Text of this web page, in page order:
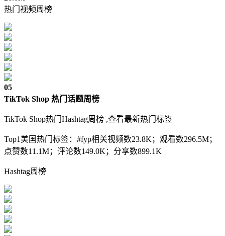
热门视频周榜
05
TikTok Shop 热门话题周榜
TikTok Shop热门Hashtag周榜 ,查看最新热门标签
Top1美国热门标签：#fyp相关视频数23.8K；观看数296.5M；
点赞数11.1M；评论数149.0K；分享数899.1K
Hashtag周榜